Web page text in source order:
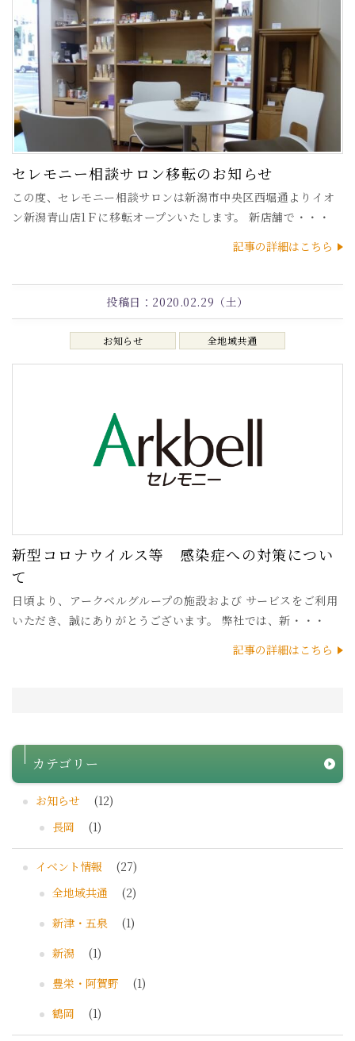
セレモニー相談サロン移転のお知らせ
この度、セレモニー相談サロンは新潟市中央区西堀通よりイオ
ン新潟青山店1Ｆに移転オープンいたします。 新店舗で・・・
記事の詳細はこちら
お知らせ 全地域共通
投稿日： 2020.02.29（土）
新型コロナウイルス等 感染症への対策につい
て
日頃より、アークベルグループの施設および サービスをご利用
いただき、誠にありがとうございます。 弊社では、新・・・
記事の詳細はこちら
カテゴリー
お知らせ
(12)
長岡
(1)
イベント情報
(27)
全地域共通
(2)
新津・五泉
(1)
新潟
(1)
豊栄・阿賀野
(1)
鶴岡
(1)